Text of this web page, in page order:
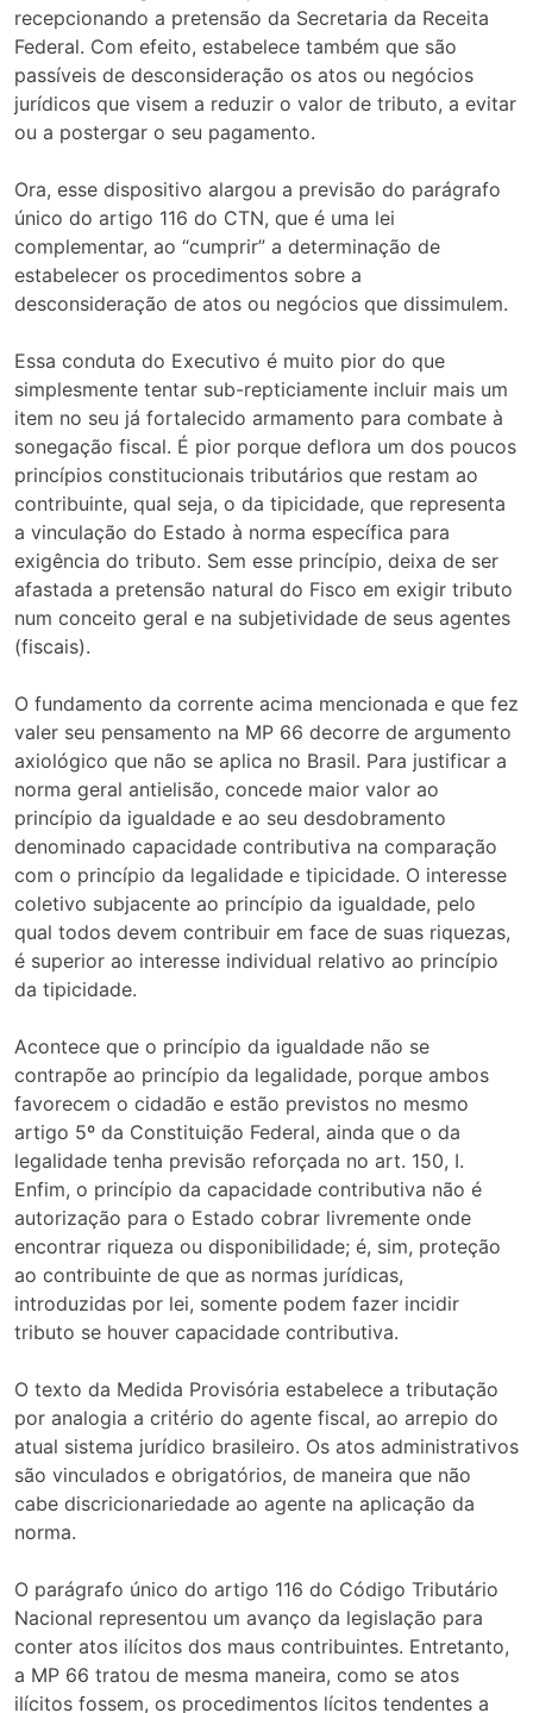
recepcionando a pretensão da Secretaria da Receita
Federal. Com efeito, estabelece também que são
passíveis de desconsideração os atos ou negócios
jurídicos que visem a reduzir o valor de tributo, a evitar
ou a postergar o seu pagamento.
Ora, esse dispositivo alargou a previsão do parágrafo
único do artigo 116 do CTN, que é uma lei
complementar, ao “cumprir” a determinação de
estabelecer os procedimentos sobre a
desconsideração de atos ou negócios que dissimulem.
Essa conduta do Executivo é muito pior do que
simplesmente tentar sub-repticiamente incluir mais um
item no seu já fortalecido armamento para combate à
sonegação fiscal. É pior porque deflora um dos poucos
princípios constitucionais tributários que restam ao
contribuinte, qual seja, o da tipicidade, que representa
a vinculação do Estado à norma específica para
exigência do tributo. Sem esse princípio, deixa de ser
afastada a pretensão natural do Fisco em exigir tributo
num conceito geral e na subjetividade de seus agentes
(fiscais).
O fundamento da corrente acima mencionada e que fez
valer seu pensamento na MP 66 decorre de argumento
axiológico que não se aplica no Brasil. Para justificar a
norma geral antielisão, concede maior valor ao
princípio da igualdade e ao seu desdobramento
denominado capacidade contributiva na comparação
com o princípio da legalidade e tipicidade. O interesse
coletivo subjacente ao princípio da igualdade, pelo
qual todos devem contribuir em face de suas riquezas,
é superior ao interesse individual relativo ao princípio
da tipicidade.
Acontece que o princípio da igualdade não se
contrapõe ao princípio da legalidade, porque ambos
favorecem o cidadão e estão previstos no mesmo
artigo 5º da Constituição Federal, ainda que o da
legalidade tenha previsão reforçada no art. 150, I.
Enfim, o princípio da capacidade contributiva não é
autorização para o Estado cobrar livremente onde
encontrar riqueza ou disponibilidade; é, sim, proteção
ao contribuinte de que as normas jurídicas,
introduzidas por lei, somente podem fazer incidir
tributo se houver capacidade contributiva.
O texto da Medida Provisória estabelece a tributação
por analogia a critério do agente fiscal, ao arrepio do
atual sistema jurídico brasileiro. Os atos administrativos
são vinculados e obrigatórios, de maneira que não
cabe discricionariedade ao agente na aplicação da
norma.
O parágrafo único do artigo 116 do Código Tributário
Nacional representou um avanço da legislação para
conter atos ilícitos dos maus contribuintes. Entretanto,
a MP 66 tratou de mesma maneira, como se atos
ilícitos fossem, os procedimentos lícitos tendentes a